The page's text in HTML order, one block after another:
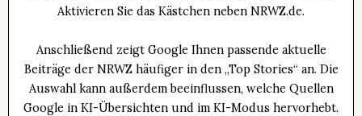
Aktivieren Sie das Kästchen neben NRWZ.de.
Anschließend zeigt Google Ihnen passende aktuelle
Beiträge der NRWZ häufiger in den „Top Stories“ an. Die
Auswahl kann außerdem beeinflussen, welche Quellen
Google in KI-Übersichten und im KI-Modus hervorhebt.